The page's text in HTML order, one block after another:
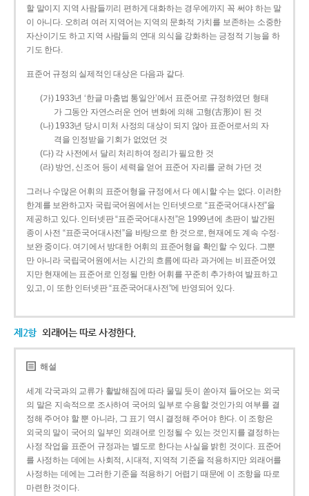
할 말이지 지역 사람들끼리 편하게 대화하는 경우에까지 꼭 써야 하는 말
이 아니다. 오히려 여러 지역어는 지역의 문화적 가치를 보존하는 소중한
자산이기도 하고 지역 사람들의 연대 의식을 강화하는 긍정적 기능을 하
기도 한다.
표준어 규정의 실제적인 대상은 다음과 같다.
(가) 1933년 ‘한글 마춤법 통일안’에서 표준어로 규정하였던 형태
가 그동안 자연스러운 언어 변화에 의해 고형(古形)이 된 것
(나) 1933년 당시 미처 사정의 대상이 되지 않아 표준어로서의 자
격을 인정받을 기회가 없었던 것
(다) 각 사전에서 달리 처리하여 정리가 필요한 것
(라) 방언, 신조어 등이 세력을 얻어 표준어 자리를 굳혀 가던 것
그러나 수많은 어휘의 표준어형을 규정에서 다 예시할 수는 없다. 이러한
한계를 보완하고자 국립국어원에서는 인터넷으로 “표준국어대사전”을
제공하고 있다. 인터넷판 “표준국어대사전”은 1999년에 초판이 발간된
종이 사전 “표준국어대사전”을 바탕으로 한 것으로, 현재에도 계속 수정·
보완 중이다. 여기에서 방대한 어휘의 표준어형을 확인할 수 있다. 그뿐
만 아니라 국립국어원에서는 시간의 흐름에 따라 과거에는 비표준어였
지만 현재에는 표준어로 인정될 만한 어휘를 꾸준히 추가하여 발표하고
있고, 이 또한 인터넷판 “표준국어대사전”에 반영되어 있다.
제2항 외래어는 따로 사정한다.
해설
세계 각국과의 교류가 활발해짐에 따라 물밀 듯이 쏟아져 들어오는 외국
의 말은 지속적으로 조사하여 국어의 일부로 수용할 것인가의 여부를 결
정해 주어야 할 뿐 아니라, 그 표기 역시 결정해 주어야 한다. 이 조항은
외국의 말이 국어의 일부인 외래어로 인정될 수 있는 것인지를 결정하는
사정 작업을 표준어 규정과는 별도로 한다는 사실을 밝힌 것이다. 표준어
를 사정하는 데에는 사회적, 시대적, 지역적 기준을 적용하지만 외래어를
사정하는 데에는 그러한 기준을 적용하기 어렵기 때문에 이 조항을 따로
마련한 것이다.